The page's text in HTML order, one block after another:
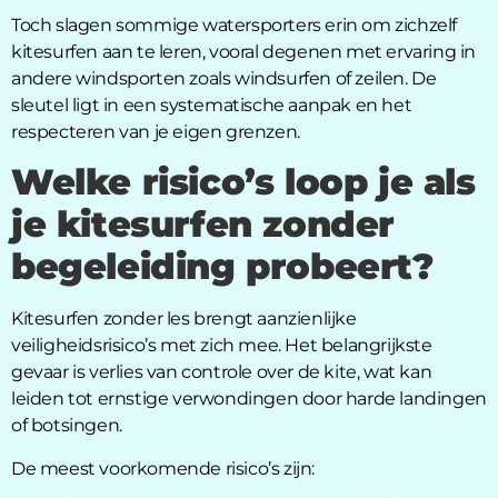
Toch slagen sommige watersporters erin om zichzelf
kitesurfen aan te leren, vooral degenen met ervaring in
andere windsporten zoals windsurfen of zeilen. De
sleutel ligt in een systematische aanpak en het
respecteren van je eigen grenzen.
Welke risico’s loop je als
je kitesurfen zonder
begeleiding probeert?
Kitesurfen zonder les brengt aanzienlijke
veiligheidsrisico’s met zich mee. Het belangrijkste
gevaar is verlies van controle over de kite, wat kan
leiden tot ernstige verwondingen door harde landingen
of botsingen.
De meest voorkomende risico’s zijn: